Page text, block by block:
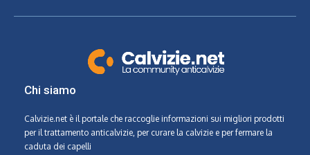
Chi siamo
Calvizie.net è il portale che raccoglie informazioni sui migliori prodotti
per il trattamento anticalvizie, per curare la calvizie e per fermare la
caduta dei capelli